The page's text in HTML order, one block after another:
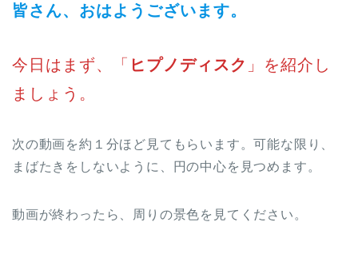
皆さん、おはようございます。
今日はまず、「 ヒプノディスク 」を紹介し
ましょう。
次の動画を約１分ほど見てもらいます。可能な限り、
まばたきをしないように、円の中心を見つめます。
動画が終わったら、周りの景色を見てください。